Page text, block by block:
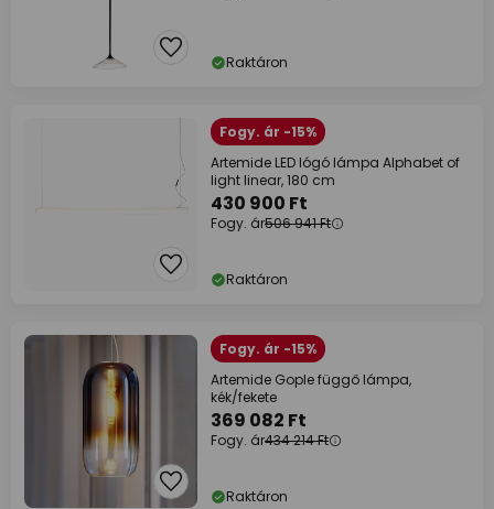
Raktáron
Fogy. ár -15%
Artemide LED lógó lámpa Alphabet of
light linear, 180 cm
430 900 Ft
Fogy. ár506 941 Ft
Raktáron
Fogy. ár -15%
Artemide Gople függő lámpa,
kék/fekete
369 082 Ft
Fogy. ár434 214 Ft
Raktáron